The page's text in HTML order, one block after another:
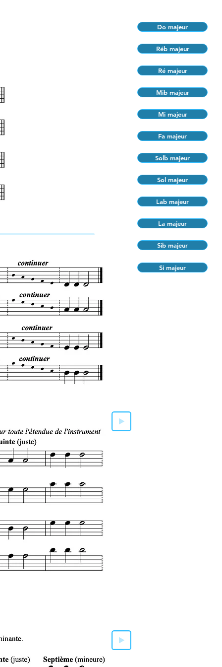
Do majeur
Réb majeur
Ré majeur
Mib majeur
Mi majeur
Fa majeur
Solb majeur
Sol majeur
Lab majeur
La majeur
Sib majeur
Si majeur